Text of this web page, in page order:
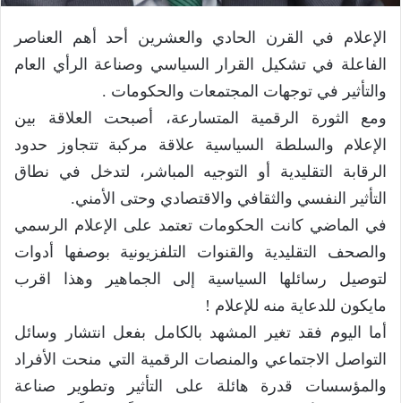
الإعلام في القرن الحادي والعشرين أحد أهم العناصر
الفاعلة في تشكيل القرار السياسي وصناعة الرأي العام
والتأثير في توجهات المجتمعات والحكومات .
ومع الثورة الرقمية المتسارعة، أصبحت العلاقة بين
الإعلام والسلطة السياسية علاقة مركبة تتجاوز حدود
الرقابة التقليدية أو التوجيه المباشر، لتدخل في نطاق
التأثير النفسي والثقافي والاقتصادي وحتى الأمني.
في الماضي كانت الحكومات تعتمد على الإعلام الرسمي
والصحف التقليدية والقنوات التلفزيونية بوصفها أدوات
لتوصيل رسائلها السياسية إلى الجماهير وهذا اقرب
مايكون للدعاية منه للإعلام !
أما اليوم فقد تغير المشهد بالكامل بفعل انتشار وسائل
التواصل الاجتماعي والمنصات الرقمية التي منحت الأفراد
والمؤسسات قدرة هائلة على التأثير وتطوير صناعة